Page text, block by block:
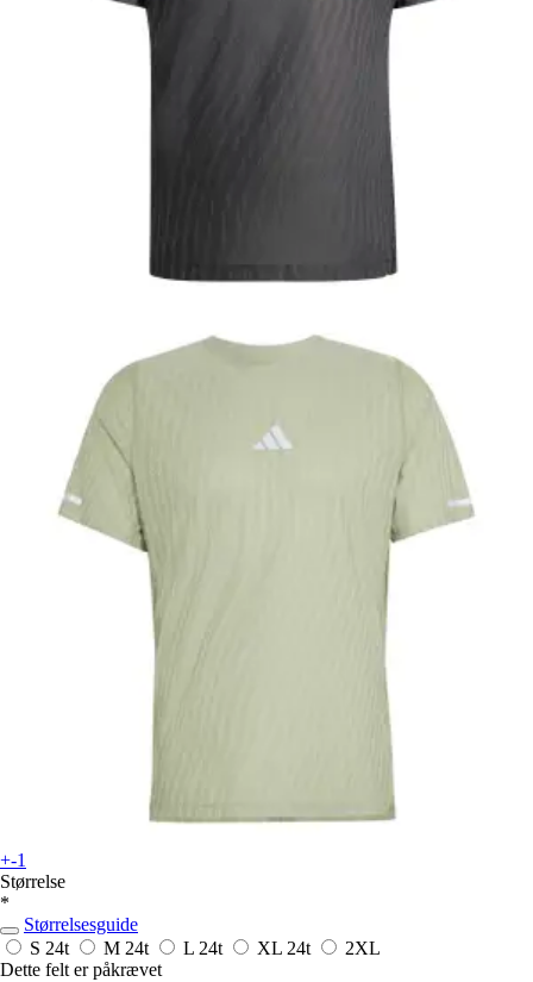
+-1
Størrelse
*
Størrelsesguide
S 24t M 24t L 24t XL 24t
2XL
Dette felt er påkrævet